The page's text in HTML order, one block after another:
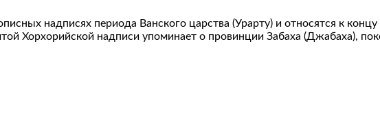
надписях периода Ванского царства (Урарту) и относятся к концу
Хорхорийской надписи упоминает о провинции Забаха (Джабаха),